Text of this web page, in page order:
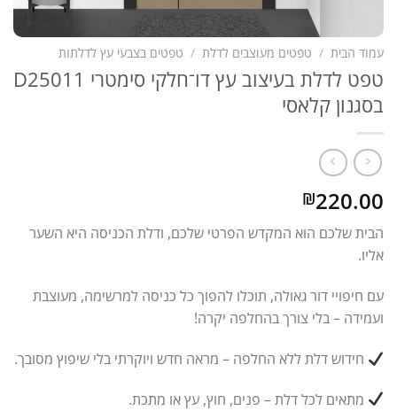
עמוד הבית / טפטים מעוצבים לדלת / טפטים בצבעי עץ לדלתות
טפט לדלת בעיצוב עץ דו־חלקי סימטרי D25011
בסגנון קלאסי
₪220.00
הבית שלכם הוא המקדש הפרטי שלכם, ודלת הכניסה היא השער
אליו.
עם חיפויי דור גאולה, תוכלו להפוך כל כניסה למרשימה, מעוצבת
ועמידה – בלי צורך בהחלפה יקרה!
חידוש דלת ללא החלפה – מראה חדש ויוקרתי בלי שיפוץ מסובך.
מתאים לכל דלת – פנים, חוץ, עץ או מתכת.